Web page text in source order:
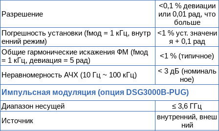
Разрешение
<0,1 % девиации
или 0,01 рад, что
больше
Погрешность установки (fмод = 1 кГц, внутр
енний режим)
<1 % уст. значени
я + 0,1 рад
Общие гармонические искажения ФМ (fмод
= 1 кГц, девиация = 5 рад)
<1 % (типичное)
Неравномерность АЧХ (10 Гц ~ 100 кГц)
< 3 дБ (номиналь
ное)
Импульсная модуляция (опция DSG3000B-PUG)
Диапазон несущей
≤ 3,6 ГГц
Источник
внутренний, внеш
ний